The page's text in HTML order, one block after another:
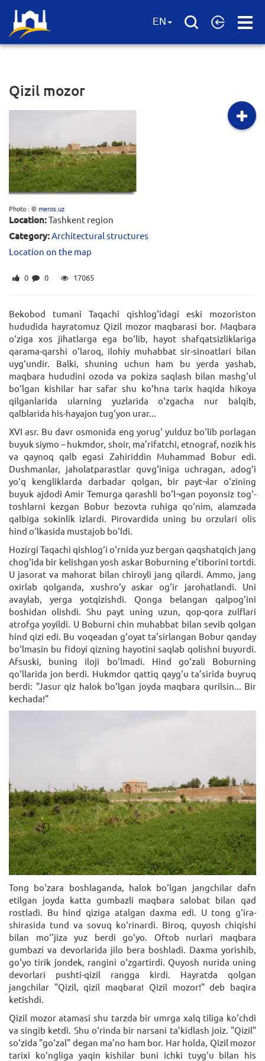
Open
EN
Qizil mozor
Photo : ©meros.uz
Location:Tashkent region
Category:Architectural structures
Location on the map
0 0 17065
Bekobod tumani Taqachi qishlog‘idagi eski mozoriston
hududida hayratomuz Qizil mozor maqbarasi bor. Maqbara
o‘ziga xos jihatlarga ega bo‘lib, hayot shafqatsizliklariga
qarama-qarshi o‘laroq, ilohiy muhabbat sir-sinoatlari bilan
uyg‘undir. Balki, shuning uchun ham bu yerda yashab,
maqbara hududini ozoda va pokiza saqlash bilan mashg‘ul
bo‘lgan kishilar har safar shu ko‘hna tarix haqida hikoya
qilganlarida ularning yuzlarida o‘zgacha nur balqib,
qalblarida his-hayajon tug‘yon urar...
XVI asr. Bu davr osmonida eng yorug‘ yulduz bo‘lib porlagan
buyuk siymo – hukmdor, shoir, ma’rifatchi, etnograf, nozik his
va qaynoq qalb egasi Zahiriddin Muhammad Bobur edi.
Dushmanlar, jaholatparastlar quvg‘iniga uchragan, adog‘i
yo‘q kengliklarda darbadar qolgan, bir payt¬lar o‘zining
buyuk ajdodi Amir Temurga qarashli bo‘l¬gan poyonsiz tog‘-
toshlarni kezgan Bobur bezovta ruhiga qo‘nim, alamzada
qalbiga sokinlik izlardi. Pirovardida uning bu orzulari olis
hind o‘lkasida mustajob bo‘ldi.
Hozirgi Taqachi qishlog‘i o‘rnida yuz bergan qaqshatqich jang
chog‘ida bir kelishgan yosh askar Boburning e’tiborini tortdi.
U jasorat va mahorat bilan chiroyli jang qilardi. Ammo, jang
oxirlab qolganda, xushro‘y askar og‘ir jarohatlandi. Uni
avaylab, yerga yotqizishdi. Qonga belangan qalpog‘ini
boshidan olishdi. Shu payt uning uzun, qop-qora zulflari
atrofga yoyildi. U Boburni chin muhabbat bilan sevib qolgan
hind qizi edi. Bu voqeadan g‘oyat ta’sirlangan Bobur qanday
bo‘lmasin bu fidoyi qizning hayotini saqlab qolishni buyurdi.
Afsuski, buning iloji bo‘lmadi. Hind go‘zali Boburning
qo‘llarida jon berdi. Hukmdor qattiq qayg‘u ta’sirida buyruq
berdi: "Jasur qiz halok bo‘lgan joyda maqbara qurilsin... Bir
kechada!"
Tong bo‘zara boshlaganda, halok bo‘lgan jangchilar dafn
etilgan joyda katta gumbazli maqbara salobat bilan qad
rostladi. Bu hind qiziga atalgan daxma edi. U tong g‘ira-
shirasida tund va sovuq ko‘rinardi. Biroq, quyosh chiqishi
bilan mo‘’jiza yuz berdi go‘yo. Oftob nurlari maqbara
gumbazi va devorlarida jilo bera boshladi. Daxma yorishib,
go‘yo tirik jondek, rangini o‘zgartirdi. Quyosh nurida uning
devorlari pushti-qizil rangga kirdi. Hayratda qolgan
jangchilar "Qizil, qizil maqbara! Qizil mozor!" deb baqira
ketishdi.
Qizil mozor atamasi shu tarzda bir umrga xalq tiliga ko‘chdi
va singib ketdi. Shu o‘rinda bir narsani ta’kidlash joiz. "Qizil"
so‘zida "go‘zal" degan ma’no ham bor. Har holda, Qizil mozor
tarixi ko‘ngliga yaqin kishilar buni ichki tuyg‘u bilan his